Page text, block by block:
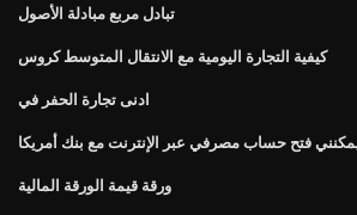
تبادل مربع مبادلة الأصول
كيفية التجارة اليومية مع الانتقال المتوسط ​​كروس
ادنى تجارة الحفر في
فتح حساب مصرفي عبر الإنترنت مع بنك أمريكا
ورقة قيمة الورقة المالية